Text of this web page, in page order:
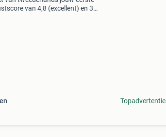
van 4,8 (excellent) en 30
Topadvertentie